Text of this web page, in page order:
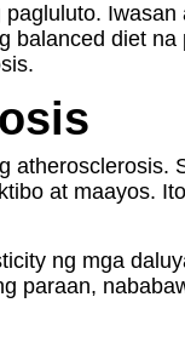
diet
at maayos.
ng mga
paraan,